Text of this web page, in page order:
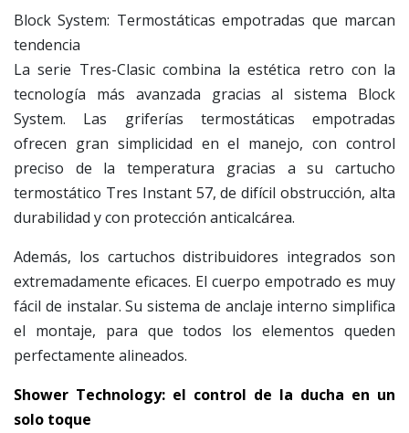
Block System: Termostáticas empotradas que marcan
tendencia
La serie Tres-Clasic combina la estética retro con la
tecnología más avanzada gracias al sistema Block
System. Las griferías termostáticas empotradas
ofrecen gran simplicidad en el manejo, con control
preciso de la temperatura gracias a su cartucho
termostático Tres Instant 57, de difícil obstrucción, alta
durabilidad y con protección anticalcárea.
Además, los cartuchos distribuidores integrados son
extremadamente eficaces. El cuerpo empotrado es muy
fácil de instalar. Su sistema de anclaje interno simplifica
el montaje, para que todos los elementos queden
perfectamente alineados.
Shower Technology: el control de la ducha en un
solo toque